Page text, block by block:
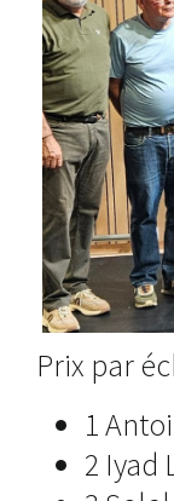
Prix par
1
2 Iyad